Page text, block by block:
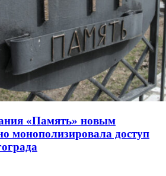
«Память» новым
монополизировала доступ